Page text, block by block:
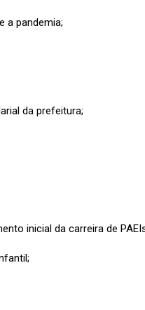
a pandemia;
da prefeitura;
inicial da carreira de